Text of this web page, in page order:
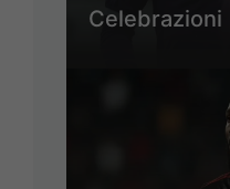
Celebrazioni